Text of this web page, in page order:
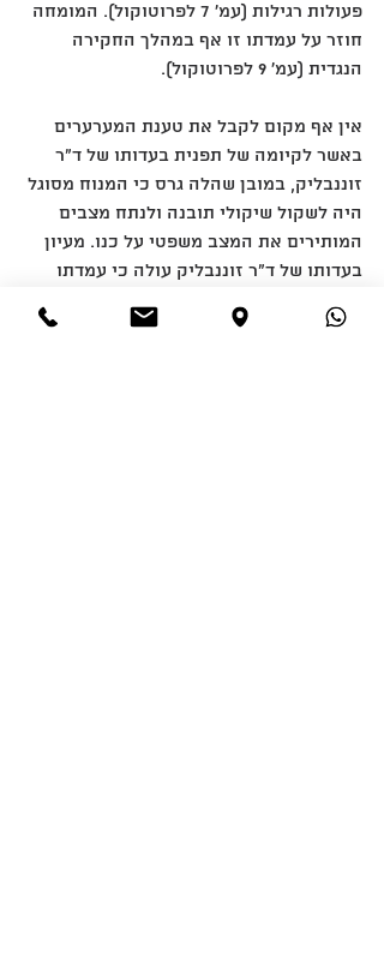
פעולות רגילות (עמ' ‎7 לפרוטוקול). המומחה
חוזר על עמדתו זו אף במהלך החקירה
הנגדית (עמ' ‎9 לפרוטוקול).
אין אף מקום לקבל את טענת המערערים
באשר לקיומה של תפנית בעדותו של ד"ר
זוננבליק, במובן שהלה גרס כי המנוח מסוגל
היה לשקול שיקולי תובנה ולנתח מצבים
המותירים את המצב משפטי על כנו. מעיון
בעדותו של ד"ר זוננבליק עולה כי עמדתו
על כל מסמך הדורש ניתוח בסיסי, המבוסס